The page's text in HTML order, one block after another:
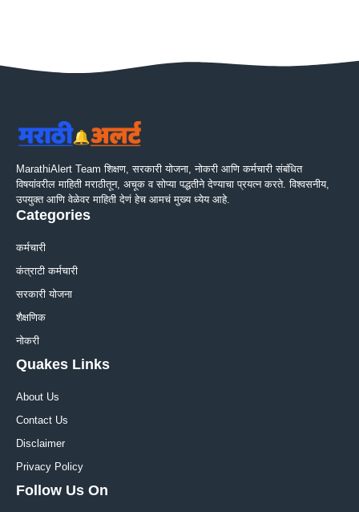
MarathiAlert Team शिक्षण, सरकारी योजना, नोकरी आणि कर्मचारी संबंधित
विषयांवरील माहिती मराठीतून, अचूक व सोप्या पद्धतीने देण्याचा प्रयत्न करते. विश्वसनीय,
उपयुक्त आणि वेळेवर माहिती देणं हेच आमचं मुख्य ध्येय आहे.
Categories
कर्मचारी
कंत्राटी कर्मचारी
सरकारी योजना
शैक्षणिक
नोकरी
Quakes Links
About Us
Contact Us
Disclaimer
Privacy Policy
Follow Us On